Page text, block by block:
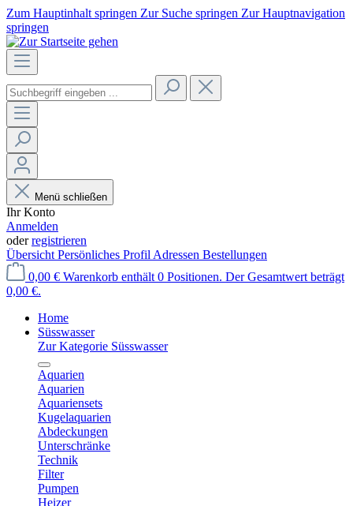
Zum Hauptinhalt springen Zur Suche springen Zur Hauptnavigation
springen
Menü schließen
Ihr Konto
Anmelden
oderregistrieren
Übersicht Persönliches Profil Adressen Bestellungen
0,00 € Warenkorb enthält 0 Positionen. Der Gesamtwert beträgt
0,00 €.
Home
Süsswasser
Zur Kategorie Süsswasser
Aquarien
Aquarien
Aquariensets
Kugelaquarien
Abdeckungen
Unterschränke
Technik
Filter
Pumpen
Heizer